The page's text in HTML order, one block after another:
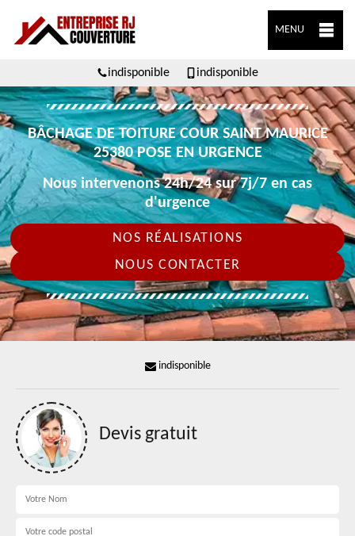
MENU
indisponible indisponible
BÂCHAGE DE TOITURE COUR SAINT MAURICE
25380 POSE EN URGENCE
Nous intervenons 24h/24 sur 7j/7 en cas
d'urgence
NOS RÉALISATIONS
NOUS CONTACTER
indisponible
Devis gratuit